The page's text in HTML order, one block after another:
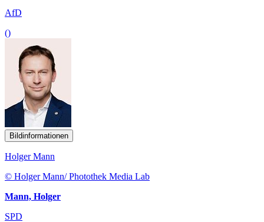
AfD
()
Bildinformationen
Holger Mann
© Holger Mann/ Photothek Media Lab
Mann, Holger
SPD